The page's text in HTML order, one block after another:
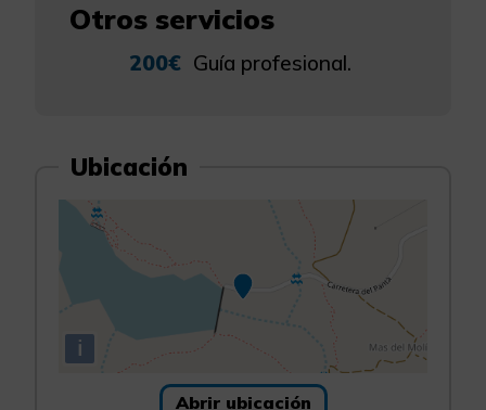
Otros servicios
200€ Guía profesional.
Ubicación
i
Abrir ubicación